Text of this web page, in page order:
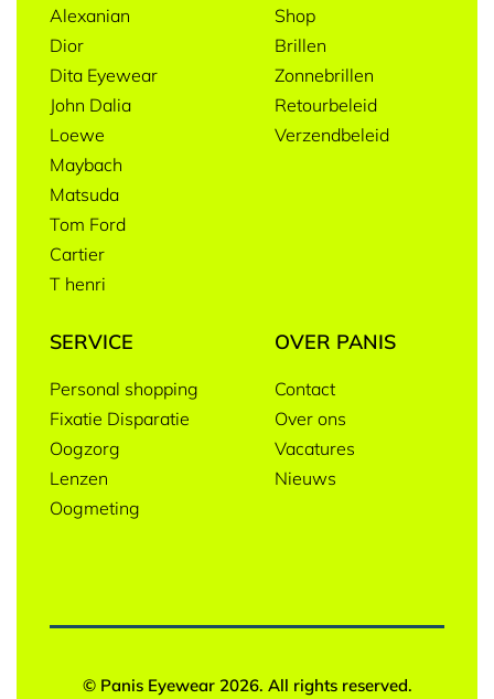
Alexanian
Dior
Dita Eyewear
John Dalia
Loewe
Maybach
Matsuda
Tom Ford
Cartier
T henri
Shop
Brillen
Zonnebrillen
Retourbeleid
Verzendbeleid
SERVICE
Personal shopping
Fixatie Disparatie
Oogzorg
Lenzen
Oogmeting
OVER PANIS
Contact
Over ons
Vacatures
Nieuws
© Panis Eyewear 2026. All rights reserved.